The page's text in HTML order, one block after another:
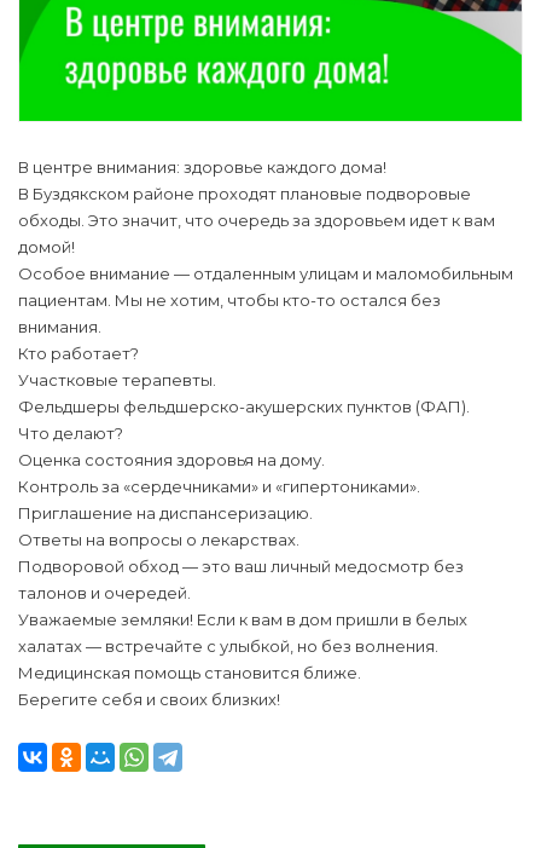
В центре внимания: здоровье каждого дома!
В Буздякском районе проходят плановые подворовые
обходы. Это значит, что очередь за здоровьем идет к вам
домой!
Особое внимание — отдаленным улицам и маломобильным
пациентам. Мы не хотим, чтобы кто-то остался без
внимания.
Кто работает?
Участковые терапевты.
Фельдшеры фельдшерско-акушерских пунктов (ФАП).
Что делают?
Оценка состояния здоровья на дому.
Контроль за «сердечниками» и «гипертониками».
Приглашение на диспансеризацию.
Ответы на вопросы о лекарствах.
Подворовой обход — это ваш личный медосмотр без
талонов и очередей.
Уважаемые земляки! Если к вам в дом пришли в белых
халатах — встречайте с улыбкой, но без волнения.
Медицинская помощь становится ближе.
Берегите себя и своих близких!